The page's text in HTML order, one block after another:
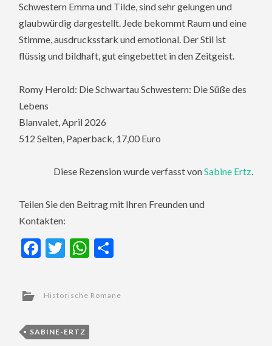
Schwestern Emma und Tilde, sind sehr gelungen und
glaubwürdig dargestellt. Jede bekommt Raum und eine
Stimme, ausdrucksstark und emotional. Der Stil ist
flüssig und bildhaft, gut eingebettet in den Zeitgeist.
Romy Herold: Die Schwartau Schwestern: Die Süße des
Lebens
Blanvalet, April 2026
512 Seiten, Paperback, 17,00 Euro
Diese Rezension wurde verfasst vonSabine Ertz.
Teilen Sie den Beitrag mit Ihren Freunden und
Kontakten:
Facebook
TwitterWhatsApp
Historische Romane
SABINE-ERTZ